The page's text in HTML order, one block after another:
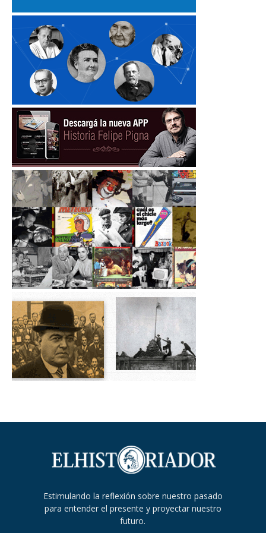
Estimulando la reflexión sobre nuestro pasado
para entender el presente y proyectar nuestro
futuro.